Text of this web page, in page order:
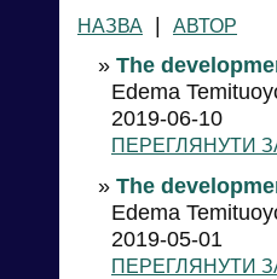
НАЗВА
| АВТОР
» The
Edema
2019-06-10
ПЕРЕГЛЯНУТИ
» The
Edema
2019-05-01
ПЕРЕГЛЯНУТИ